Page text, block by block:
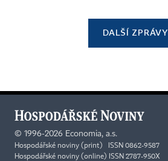
DALŠÍ ZPRÁVY
© 1996-2026 Economia, a.s.
Hospodářské noviny (print) ISSN 0862-9587
Hospodářské noviny (online) ISSN 2787-950X